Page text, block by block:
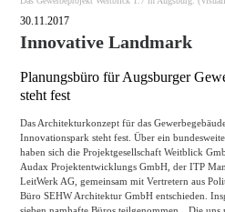
30.11.2017
Innovative Landmark
Planungsbüro für Augsburger
steht fest
Das Architekturkonzept für das
Innovationspark steht fest. Über ein
haben sich die Projektgesellschaft Weitblick
Audax Projektentwicklungs GmbH, der ITP
LeitWerk AG, gemeinsam mit Vertretern aus
Büro SEHW Architektur GmbH entschieden.